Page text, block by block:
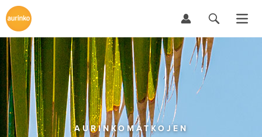
AURINKOMATKOJEN